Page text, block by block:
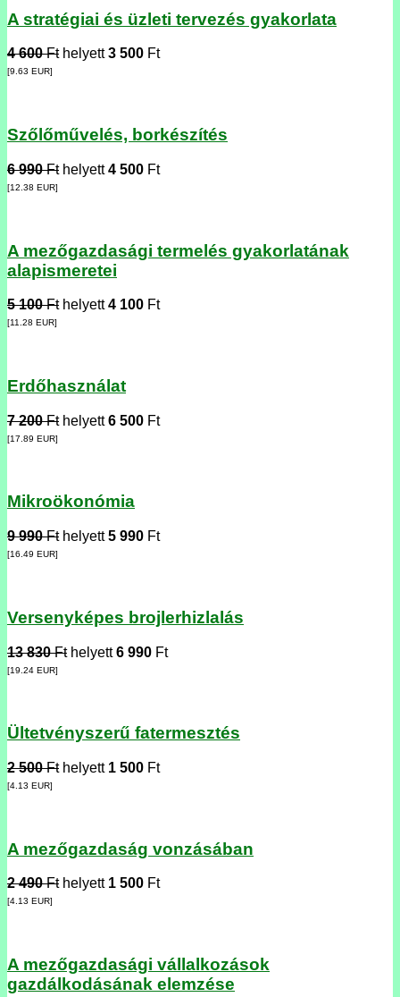
A stratégiai és üzleti tervezés gyakorlata
4 600 Fthelyett3 500 Ft
[9.63 EUR]
Szőlőművelés, borkészítés
6 990 Fthelyett4 500 Ft
[12.38 EUR]
A mezőgazdasági termelés gyakorlatának
alapismeretei
5 100 Fthelyett4 100 Ft
[11.28 EUR]
Erdőhasználat
7 200 Fthelyett6 500 Ft
[17.89 EUR]
Mikroökonómia
9 990 Fthelyett5 990 Ft
[16.49 EUR]
Versenyképes brojlerhizlalás
13 830 Fthelyett6 990 Ft
[19.24 EUR]
Ültetvényszerű fatermesztés
2 500 Fthelyett 1 500 Ft
[4.13 EUR]
A mezőgazdaság vonzásában
2 490 Fthelyett 1 500 Ft
[4.13 EUR]
A mezőgazdasági vállalkozások
gazdálkodásának elemzése